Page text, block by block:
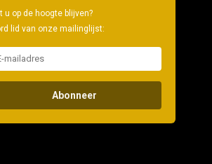
u op de hoogte blijven?
lid van onze mailinglijst:
Abonneer